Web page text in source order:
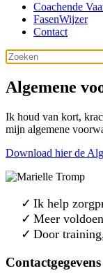
Coachende
FasenWijzer
Contact
Algemene
Ik houd van kort,
mijn algemene
Download hier de
Ik help
Meer
Door
Contactgegevens